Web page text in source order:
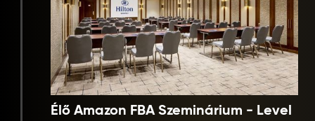
Élő Amazon FBA Szeminárium - Level